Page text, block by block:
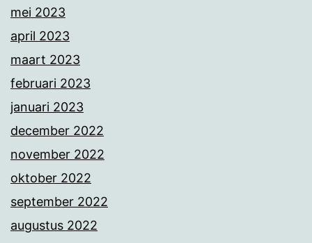
mei 2023
april 2023
maart 2023
februari 2023
januari 2023
december 2022
november 2022
oktober 2022
september 2022
augustus 2022